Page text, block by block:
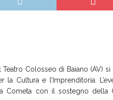
Colosseo di Baiano (AV)
la Cultura e l’Imprenditoria.
Cometa con il sostegno